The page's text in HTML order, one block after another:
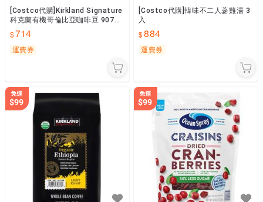
[Costco代購]Kirkland Signature
科克蘭有機哥倫比亞咖啡豆 907公
克714
運費券
[Costco代購]韓味不二人蔘雞湯 3
入
884
運費券